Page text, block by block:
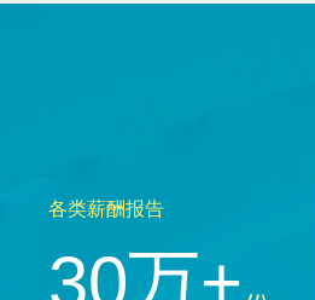
各类薪酬报告
30万+